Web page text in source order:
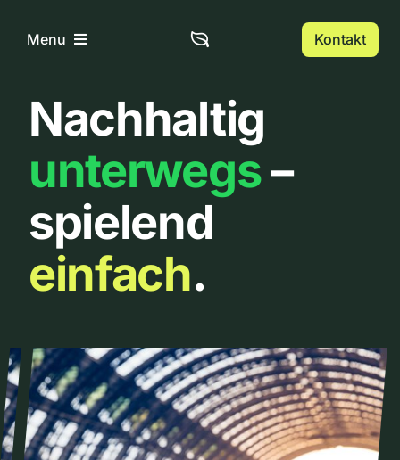
InhaltMenu
Home
Über uns
Urbanlist
Kontakt
Nachhaltig
unterwegs–
spielend
einfach.